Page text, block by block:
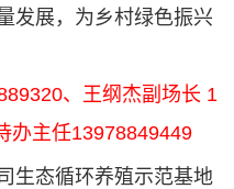
发展，为乡村绿色振兴
、王纲杰副场长 1
办主任13978849449
生态循环养殖示范基地